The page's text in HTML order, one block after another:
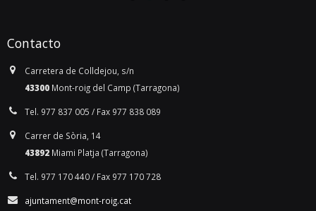
Contacto
Carretera de Colldejou, s/n
43300 Mont-roig del Camp (Tarragona)
Tel. 977 837 005 / Fax 977 838 089
Carrer de Sòria, 14
43892 Miami Platja (Tarragona)
Tel. 977 170 440 / Fax 977 170 728
ajuntament@mont-roig.cat